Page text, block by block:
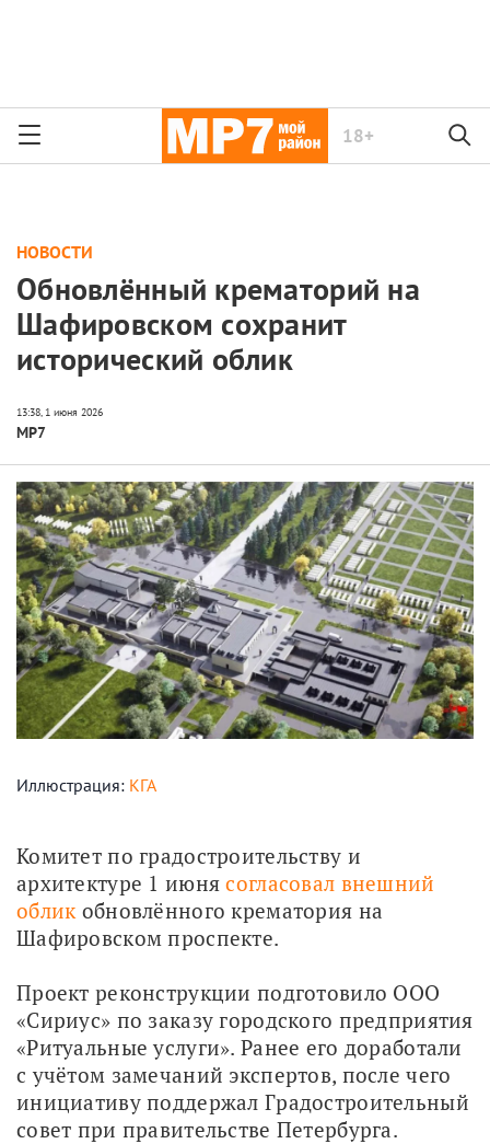
18+
НОВОСТИ
Обновлённый крематорий на
Шафировском сохранит
исторический облик
МР7
Иллюстрация: КГА
Комитет по градостроительству и
архитектуре 1 июня согласовал внешний
облик обновлённого крематория на
Шафировском проспекте.
Проект реконструкции подготовило ООО
«Сириус» по заказу городского предприятия
«Ритуальные услуги». Ранее его доработали
с учётом замечаний экспертов, после чего
инициативу поддержал Градостроительный
совет при правительстве Петербурга.